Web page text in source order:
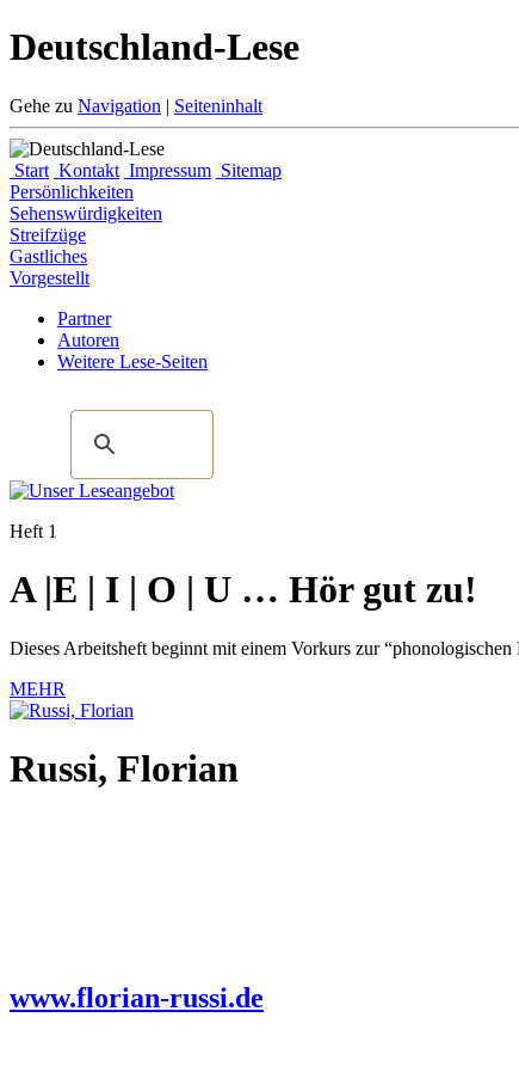
Deutschland-Lese
Gehe zu Navigation | Seiteninhalt
Start Kontakt Impressum Sitemap
Persönlichkeiten
Sehenswürdigkeiten
Streifzüge
Gastliches
Vorgestellt
Partner
Autoren
Weitere Lese-Seiten
Heft 1
A |E | I | O | U … Hör gut zu!
Dieses Arbeitsheft beginnt mit einem Vorkurs zur
MEHR
Russi, Florian
www.florian-russi.de